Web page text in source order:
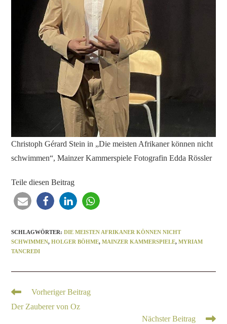
Christoph Gérard Stein in „Die meisten Afrikaner können nicht
schwimmen“, Mainzer Kammerspiele Fotografin Edda Rössler
Teile diesen Beitrag
SCHLAGWÖRTER:DIE MEISTEN AFRIKANER KÖNNEN NICHT
SCHWIMMEN, HOLGER BÖHME, MAINZER KAMMERSPIELE, MYRIAM
TANCREDI
Vorheriger Beitrag
Der Zauberer von Oz
Nächster Beitrag